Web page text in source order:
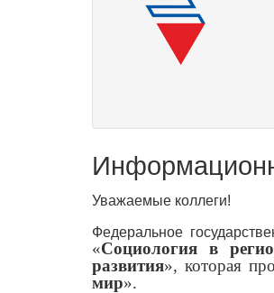
Уважаемые коллеги!
Федеральное
«Социология в
развития», которая
мир».